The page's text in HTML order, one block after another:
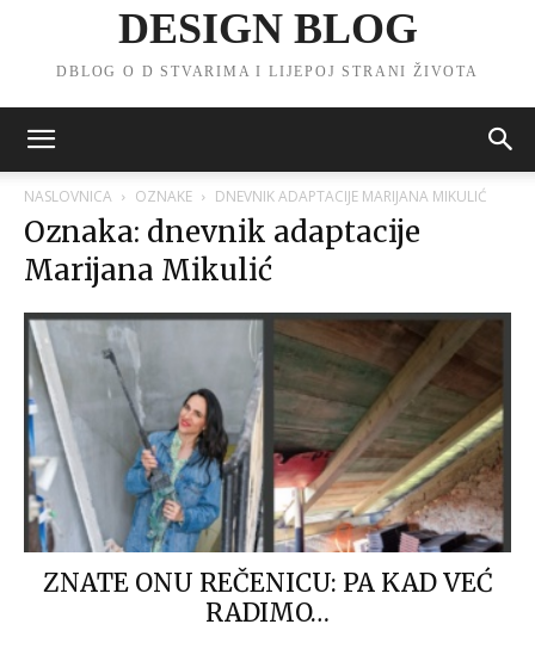
DESIGN BLOG
DBLOG O D STVARIMA I LIJEPOJ STRANI ŽIVOTA
NASLOVNICA OZNAKE DNEVNIK ADAPTACIJE MARIJANA MIKULIĆ
Oznaka: dnevnik adaptacije
Marijana Mikulić
ZNATE ONU REČENICU: PA KAD VEĆ
RADIMO…